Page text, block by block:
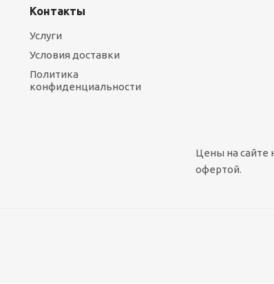
Контакты
Услуги
Условия доставки
Политика
конфиденциальности
Цены на сайте
офертой.